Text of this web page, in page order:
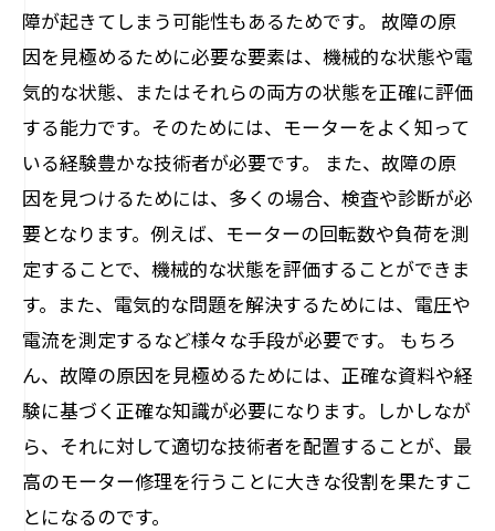
障が起きてしまう可能性もあるためです。 故障の原
因を見極めるために必要な要素は、機械的な状態や電
気的な状態、またはそれらの両方の状態を正確に評価
する能力です。そのためには、モーターをよく知って
いる経験豊かな技術者が必要です。 また、故障の原
因を見つけるためには、多くの場合、検査や診断が必
要となります。例えば、モーターの回転数や負荷を測
定することで、機械的な状態を評価することができま
す。また、電気的な問題を解決するためには、電圧や
電流を測定するなど様々な手段が必要です。 もちろ
ん、故障の原因を見極めるためには、正確な資料や経
験に基づく正確な知識が必要になります。しかしなが
ら、それに対して適切な技術者を配置することが、最
高のモーター修理を行うことに大きな役割を果たすこ
とになるのです。